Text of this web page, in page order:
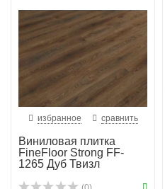
избранное сравнить
Виниловая плитка
FineFloor Strong FF-
1265 Дуб Твизл